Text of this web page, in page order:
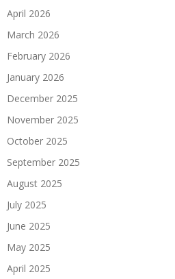
April 2026
March 2026
February 2026
January 2026
December 2025
November 2025
October 2025
September 2025
August 2025
July 2025
June 2025
May 2025
April 2025